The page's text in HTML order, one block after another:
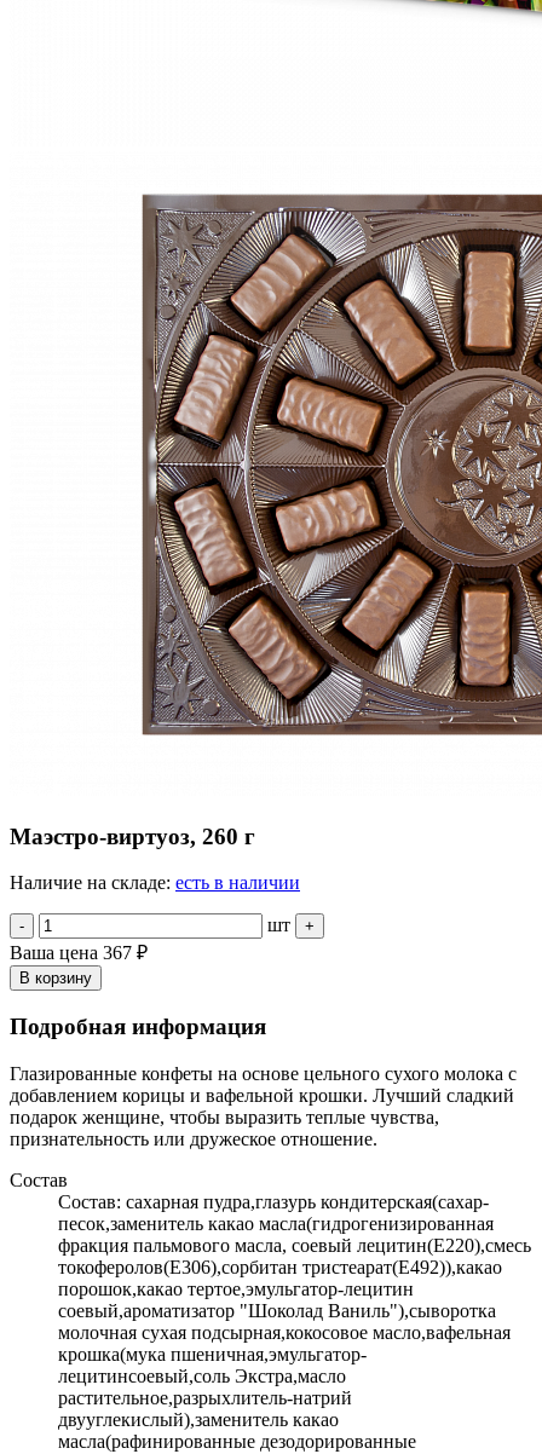
Маэстро-виртуоз, 260 г
Наличие на складе: есть в наличии
- шт +
Ваша цена 367 ₽
В корзину
Подробная информация
Глазированные конфеты на основе цельного сухого молока с
добавлением корицы и вафельной крошки. Лучший сладкий
подарок женщине, чтобы выразить теплые чувства,
признательность или дружеское отношение.
Состав
Состав: сахарная пудра,глазурь кондитерская(сахар-
песок,заменитель какао масла(гидрогенизированная
фракция пальмового масла, соевый лецитин(Е220),смесь
токоферолов(Е306),сорбитан тристеарат(Е492)),какао
порошок,какао тертое,эмульгатор-лецитин
соевый,ароматизатор "Шоколад Ваниль"),сыворотка
молочная сухая подсырная,кокосовое масло,вафельная
крошка(мука пшеничная,эмульгатор-
лецитинсоевый,соль Экстра,масло
растительное,разрыхлитель-натрий
двууглекислый),заменитель какао
масла(рафинированные дезодорированные